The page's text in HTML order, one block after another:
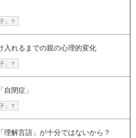
」？
入れるまでの親の心理的変化
」？
閉症」
」？
理解言語」が十分ではないから？